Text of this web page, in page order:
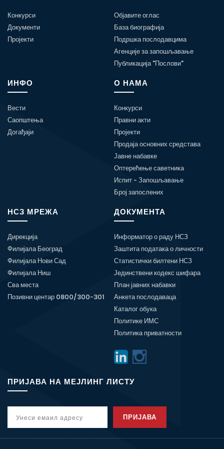
Конкурси
Документи
Пројекти
Објавите оглас
База биографија
Подршка послодавцима
Агенције за запошљавање
Публикација "Послови"
ИНФО
Вести
Саопштења
Догађаји
О НАМА
Конкурси
Правни акти
Пројекти
Продаја основних средстава
Јавне набавке
Оптерећење саветника
Испит - Запошљавање
Број запослених
НСЗ МРЕЖА
Дирекција
Филијала Београд
Филијала Нови Сад
Филијала Ниш
Сва места
Позивни центар 0800/300-301
ДОКУМЕНТА
Информатор о раду НСЗ
Заштита података о личности
Статистички билтени НСЗ
Јединствени кодекс шифара
План јавних набавки
Анкета послодаваца
Каталог обука
Политике ИМС
Политика приватности
ПРИЈАВА НА МЕЈЛИНГ ЛИСТУ
ПРИЈАВА